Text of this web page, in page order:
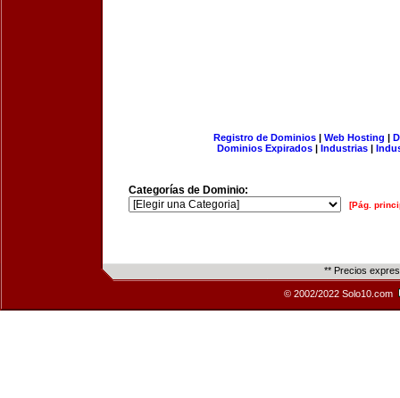
Registro de Dominios| Web Hosting |
Dominios Expirados | Industrias |
Categorías de Dominio:
[Pág.
** Precios
© 2002/2022 Solo10.com